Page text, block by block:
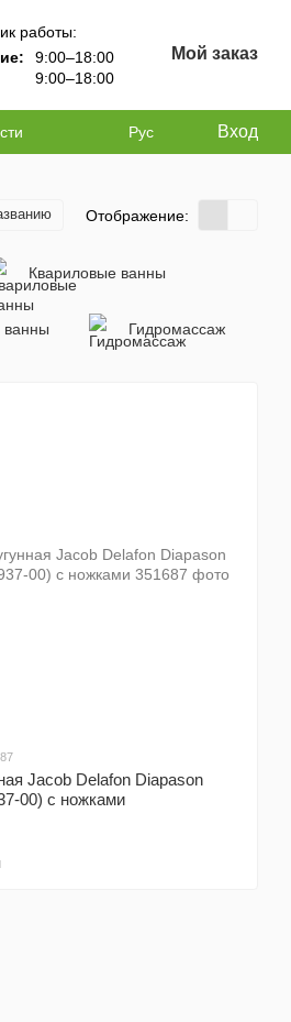
работы:
9:00–18:00
9:00–18:00
Мой заказ
Рус Вход
Отображение:
Квариловые ванны
ванны Гидромассаж
Jacob Delafon Diapason
00) с ножками